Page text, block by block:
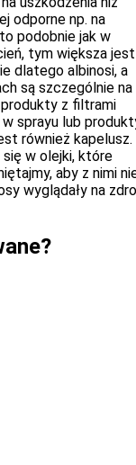
odporne np. na
podobnie jak w
tym większa jest
dlatego albinosi, a
są szczególnie na
z filtrami
sprayu lub
również kapelusz.
w olejki, które
aby z nimi
wyglądały na